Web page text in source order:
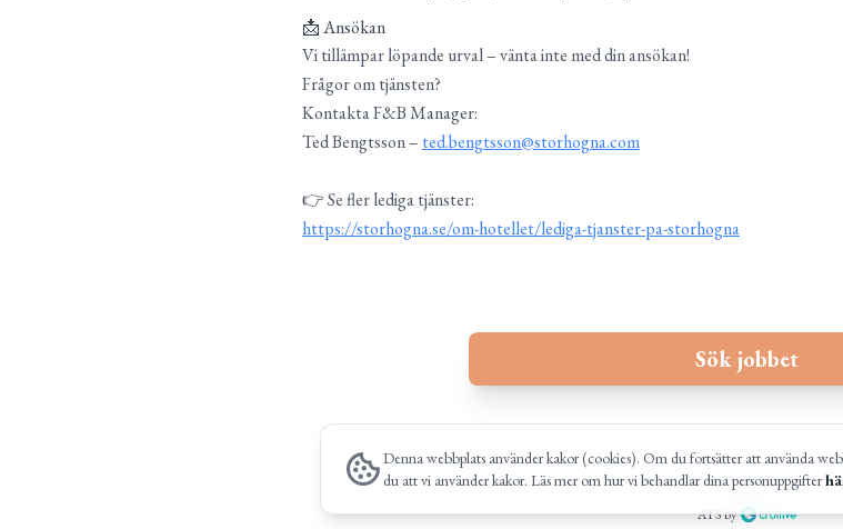
📩 Ansökan
Vi tillämpar löpande urval – vänta inte med din ansökan!
Frågor om tjänsten?
Kontakta F&B Manager:
Ted Bengtsson – ted.bengtsson@storhogna.com
👉 Se fler lediga tjänster:
https://storhogna.se/om-hotellet/lediga-tjanster-pa-storhogna
Sök jobbet
ATS by
Denna webbplats använder kakor (cookies). Om du fortsätter att använda
du att vi använder kakor. Läs mer om hur vi behandlar dina personuppgifter